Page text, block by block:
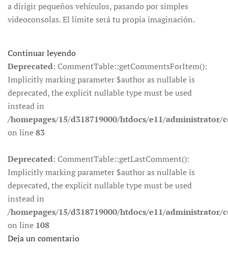
a dirigir pequeños vehículos, pasando por simples
videoconsolas. El límite será tu propia imaginación.
Continuar leyendo
Deprecated: CommentTable::getCommentsForItem():
Implicitly marking parameter $author as nullable is
deprecated, the explicit nullable type must be used
instead in
/homepages/15/d318719000/htdocs/e11/
on line83
Deprecated: CommentTable::getLastComment():
Implicitly marking parameter $author as nullable is
deprecated, the explicit nullable type must be used
instead in
/homepages/15/d318719000/htdocs/e11/
on line 108
Deja un comentario